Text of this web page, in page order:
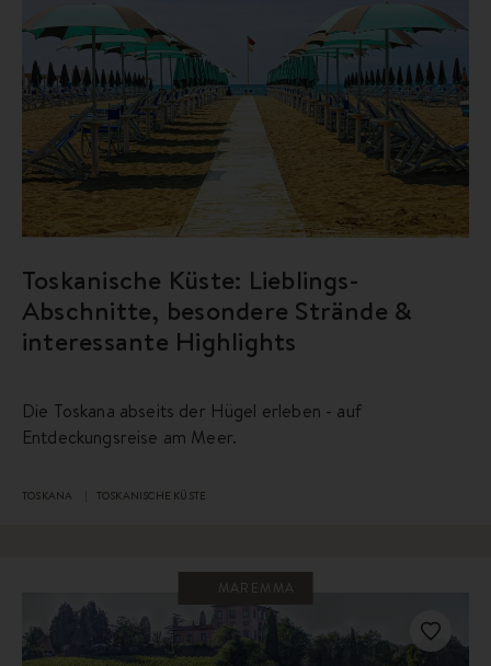
Toskanische Küste: Lieblings-
Abschnitte, besondere Strände &
interessante Highlights
Die Toskana abseits der Hügel erleben - auf
Entdeckungsreise am Meer.
TOSKANA TOSKANISCHE KÜSTE
MAREMMA